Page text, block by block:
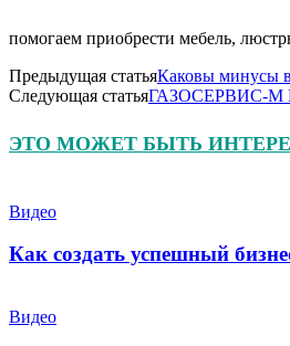
помогаем приобрести мебель,
Предыдущая статьяКаковы минусы
Следующая статьяГАЗОСЕРВИС-М
ЭТО МОЖЕТ БЫТЬ
Видео
Как создать успешный
Видео